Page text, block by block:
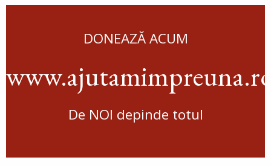
DONEAZĂ ACUM
De NOI depinde totul